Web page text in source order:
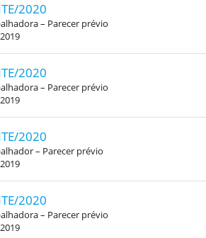
2020
– Parecer prévio
2020
– Parecer prévio
2020
– Parecer prévio
2020
– Parecer prévio